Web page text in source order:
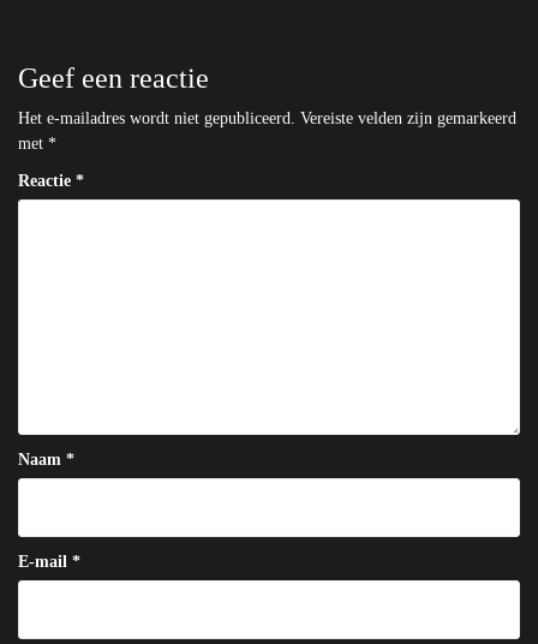
Geef een reactie
Het e-mailadres wordt niet gepubliceerd. Vereiste velden zijn gemarkeerd
met *
Reactie *
Naam *
E-mail *